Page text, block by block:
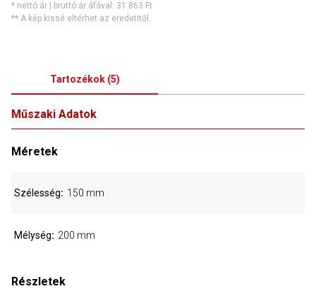
* nettó ár | bruttó ár áfával: 31 863 Ft
** A kép kissé eltérhet az eredetitől.
Tartozékok(5)
Műszaki Adatok
Méretek
Szélesség 150 mm
Mélység 200 mm
Részletek